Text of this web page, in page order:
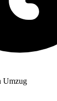
Umzug